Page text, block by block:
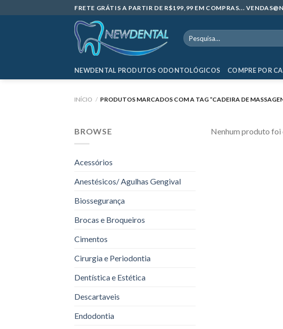
to
FRETE GRÁTIS A PARTIR DE R$199,99 EM COMPRAS...
Pesquisar
por:
NEWDENTAL PRODUTOS ODONTOLÓGICOS COMPRE POR
INÍCIO / PRODUTOS MARCADOS COM A TAG “CADEIRA DE
BROWSE
Acessórios
Anestésicos/ Agulhas Gengival
Biossegurança
Brocas e Broqueiros
Cimentos
Cirurgia e Periodontia
Dentística e Estética
Descartaveis
Endodontia
Nenhum produto foi